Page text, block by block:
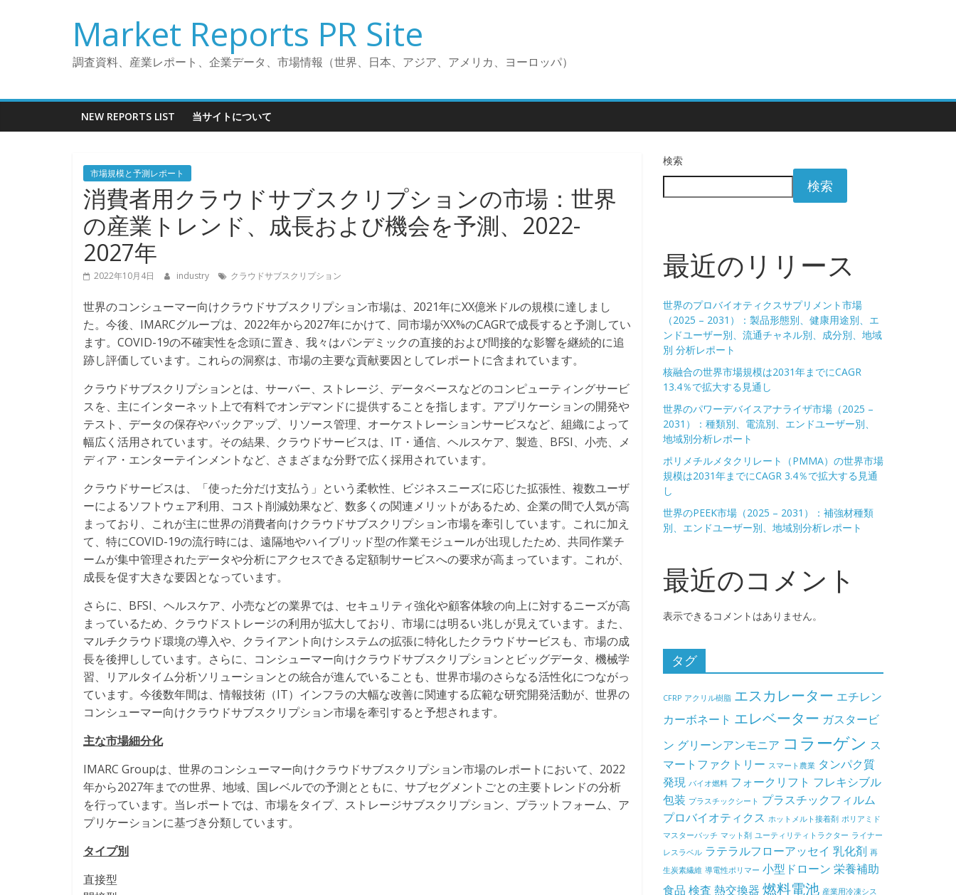
へ
キ
Market Reports PR Site
調査資料、産業レポート、企業データ、市場情報（世界、日本、アジア、アメリカ、ヨーロッパ）
NEW REPORTS LIST 当サイトについて
市場規模と予測レポート
消費者用クラウドサブスクリプションの市場：世界
の産業トレンド、成長および機会を予測、2022-
2027年
2022年10月4日 industry クラウドサブスクリプション
世界のコンシューマー向けクラウドサブスクリプション市場は、2021年にXX億米ドルの規模に達しまし
た。今後、IMARCグループは、2022年から2027年にかけて、同市場がXX%のCAGRで成長すると予測してい
ます。COVID-19の不確実性を念頭に置き、我々はパンデミックの直接的および間接的な影響を継続的に追
跡し評価しています。これらの洞察は、市場の主要な貢献要因としてレポートに含まれています。
クラウドサブスクリプションとは、サーバー、ストレージ、データベースなどのコンピューティングサービ
スを、主にインターネット上で有料でオンデマンドに提供することを指します。アプリケーションの開発や
テスト、データの保存やバックアップ、リソース管理、オーケストレーションサービスなど、組織によって
幅広く活用されています。その結果、クラウドサービスは、IT・通信、ヘルスケア、製造、BFSI、小売、メ
ディア・エンターテインメントなど、さまざまな分野で広く採用されています。
クラウドサービスは、「使った分だけ支払う」という柔軟性、ビジネスニーズに応じた拡張性、複数ユーザ
ーによるソフトウェア利用、コスト削減効果など、数多くの関連メリットがあるため、企業の間で人気が高
まっており、これが主に世界の消費者向けクラウドサブスクリプション市場を牽引しています。これに加え
て、特にCOVID-19の流行時には、遠隔地やハイブリッド型の作業モジュールが出現したため、共同作業チ
ームが集中管理されたデータや分析にアクセスできる定額制サービスへの要求が高まっています。これが、
成長を促す大きな要因となっています。
さらに、BFSI、ヘルスケア、小売などの業界では、セキュリティ強化や顧客体験の向上に対するニーズが高
まっているため、クラウドストレージの利用が拡大しており、市場には明るい兆しが見えています。また、
マルチクラウド環境の導入や、クライアント向けシステムの拡張に特化したクラウドサービスも、市場の成
長を後押ししています。さらに、コンシューマー向けクラウドサブスクリプションとビッグデータ、機械学
習、リアルタイム分析ソリューションとの統合が進んでいることも、世界市場のさらなる活性化につながっ
ています。今後数年間は、情報技術（IT）インフラの大幅な改善に関連する広範な研究開発活動が、世界の
コンシューマー向けクラウドサブスクリプション市場を牽引すると予想されます。
主な市場細分化
IMARC Groupは、世界のコンシューマー向けクラウドサブスクリプション市場のレポートにおいて、2022
年から2027年までの世界、地域、国レベルでの予測とともに、サブセグメントごとの主要トレンドの分析
を行っています。当レポートでは、市場をタイプ、ストレージサブスクリプション、プラットフォーム、ア
プリケーションに基づき分類しています。
タイプ別
直接型
検索
検索
最近のリリース
世界のプロバイオティクスサプリメント市場
（2025 – 2031）：製品形態別、健康用途別、エ
ンドユーザー別、流通チャネル別、成分別、地域
別 分析レポート
核融合の世界市場規模は2031年までにCAGR
13.4％で拡大する見通し
世界のパワーデバイスアナライザ市場（2025 –
2031）：種類別、電流別、エンドユーザー別、
地域別分析レポート
ポリメチルメタクリレート（PMMA）の世界市場
規模は2031年までにCAGR 3.4％で拡大する見通
し
世界のPEEK市場（2025 – 2031）：補強材種類
別、エンドユーザー別、地域別分析レポート
最近のコメント
表示できるコメントはありません。
タグ
CFRP アクリル樹脂 エスカレーター エチレン
カーボネート エレベーター ガスタービ
ン グリーンアンモニア コラーゲン ス
マートファクトリー スマート農業 タンパク質
発現 バイオ燃料 フォークリフト フレキシブル
包装 プラスチックシート プラスチックフィルム
プロバイオティクス ホットメルト接着剤 ポリアミド
マスターバッチ マット剤 ユーティリティトラクター ライナー
レスラベル ラテラルフローアッセイ 乳化剤 再
生炭素繊維 導電性ポリマー 小型ドローン 栄養補助
食品 検査 熱交換器 燃料電池 産業用冷凍シス